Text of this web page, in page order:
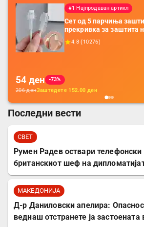
#1 Најпродаван артикл
Сет од 5 парчиња
прекривка за заштита
додатоци за заштита на
батерија, за мобилни
4.8 (10276)
54 ден
-73%
206денЗаштедете 152.00 ден
Последни вести
СВЕТ
Румен Радев оствари телефонски
британскиот шеф на
МАКЕДОНИЈА
Д-р Даниловски апелира:
веднаш отстранете ја застоената